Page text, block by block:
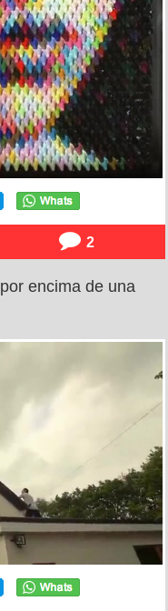
2
encima de una